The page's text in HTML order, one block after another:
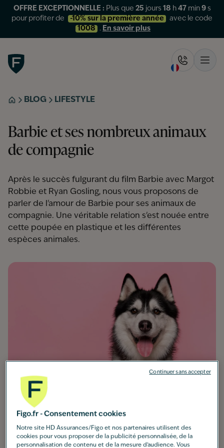
OFFRE EXCEPTIONNELLE : Plus que 25 jours 18 h 47 min 9s
pour profiter de
-10% sur la première année
avec le code
1008
. En savoir plus
Figo
ACCUEIL
BLOG LIFESTYLE
Barbie et ses nombreux animaux
de compagnie
Après le succès fulgurant du film Barbie avec Margot
Robbie et Ryan Gosling, nous vous proposons de
parler de l'amour de Barbie pour ses animaux de
compagnie. Une véritable relation s'est nouée entre
cette poupée en plastique et les différentes
espèces animales.
Barbie a toujours eu des animaux
Figo.fr - Consentement cookies
Notre site HD Assurances/Figo et nos partenaires utilisent des
cookies pour vous proposer de la publicité personnalisée, de la
personnalisation de contenu et de la mesure d’audience. Vous
Continuer sans accepter